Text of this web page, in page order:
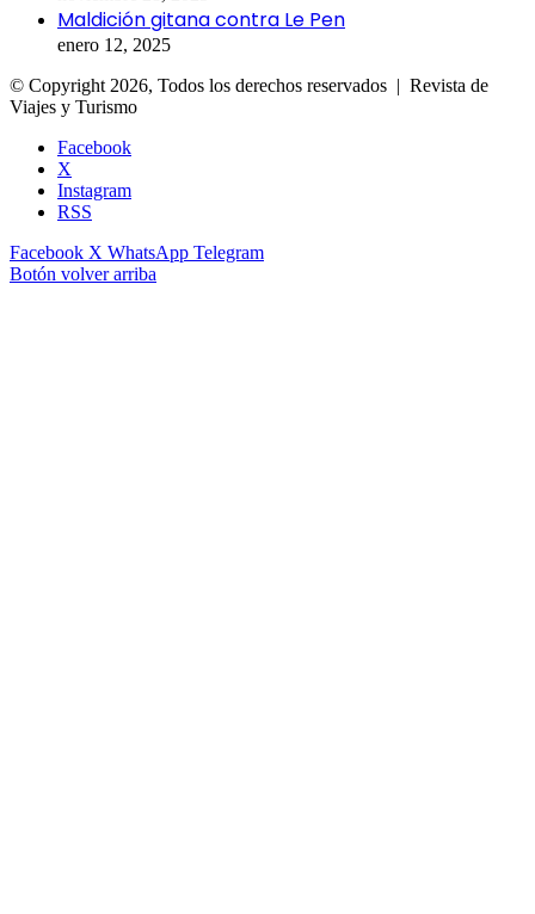
Maldición gitana contra Le Pen
enero 12, 2025
© Copyright 2026, Todos los derechos reservados | Revista de
Viajes y Turismo
Facebook
X
Instagram
RSS
Facebook X WhatsApp Telegram
Botón volver arriba